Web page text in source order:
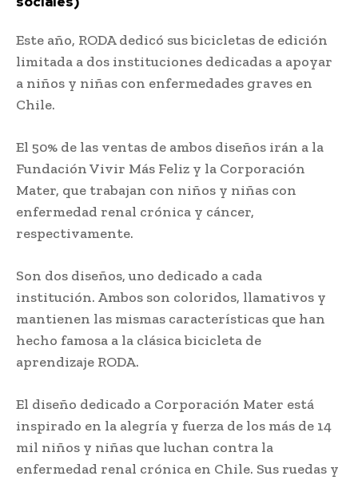
Este año, RODA dedicó sus bicicletas de edición
limitada a dos instituciones dedicadas a apoyar
a niños y niñas con enfermedades graves en
Chile.
El 50% de las ventas de ambos diseños irán a la
Fundación Vivir Más Feliz y la Corporación
Mater, que trabajan con niños y niñas con
enfermedad renal crónica y cáncer,
respectivamente.
Son dos diseños, uno dedicado a cada
institución. Ambos son coloridos, llamativos y
mantienen las mismas características que han
hecho famosa a la clásica bicicleta de
aprendizaje RODA.
El diseño dedicado a Corporación Mater está
inspirado en la alegría y fuerza de los más de 14
mil niños y niñas que luchan contra la
enfermedad renal crónica en Chile. Sus ruedas y